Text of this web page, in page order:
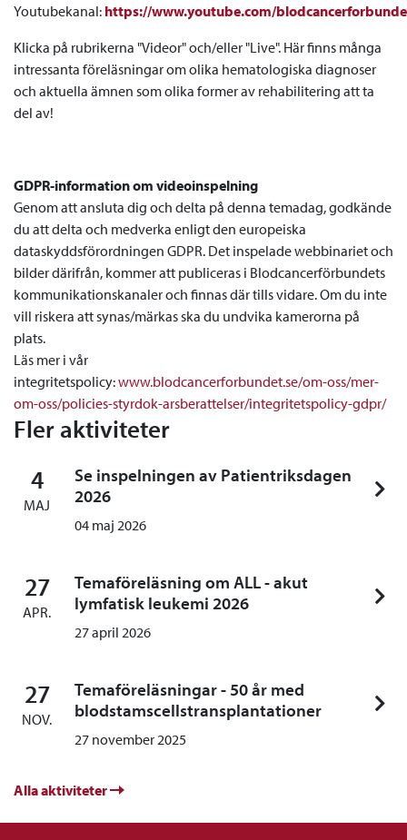
Youtubekanal: https://www.youtube.com/
Klicka på rubrikerna "Videor" och/eller "Live". Här finns många
intressanta föreläsningar om olika hematologiska diagnoser
och aktuella ämnen som olika former av rehabilitering att ta
del av!
GDPR-information om videoinspelning
Genom att ansluta dig och delta på denna temadag, godkände
du att delta och medverka enligt den europeiska
dataskyddsförordningen GDPR. Det inspelade webbinariet och
bilder därifrån, kommer att publiceras i Blodcancerförbundets
kommunikationskanaler och finnas där tills vidare. Om du inte
vill riskera att synas/märkas ska du undvika kamerorna på
plats.
Läs mer i vår
integritetspolicy:www.blodcancerforbundet.se/om-oss/mer-
om-oss/policies-styrdok-arsberattelser/integritetspolicy-gdpr/
Fler aktiviteter
4
MAJ
Se inspelningen av Patientriksdagen
2026
04 maj 2026
27
APR.
Temaföreläsning om ALL - akut
lymfatisk leukemi 2026
27 april 2026
27
NOV.
Temaföreläsningar - 50 år med
blodstamscellstransplantationer
27 november 2025
Alla aktiviteter